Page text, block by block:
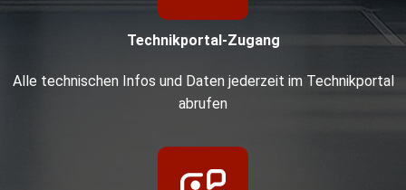
Technikportal-Zugang
Alle technischen Infos und Daten jederzeit im Technikportal
abrufen